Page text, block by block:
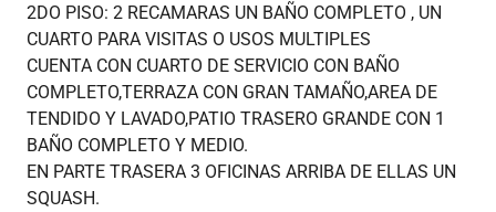
2DO PISO: 2 RECAMARAS UN BAÑO COMPLETO , UN
CUARTO PARA VISITAS O USOS MULTIPLES
CUENTA CON CUARTO DE SERVICIO CON BAÑO
COMPLETO,TERRAZA CON GRAN TAMAÑO,AREA DE
TENDIDO Y LAVADO,PATIO TRASERO GRANDE CON 1
BAÑO COMPLETO Y MEDIO.
EN PARTE TRASERA 3 OFICINAS ARRIBA DE ELLAS UN
SQUASH.